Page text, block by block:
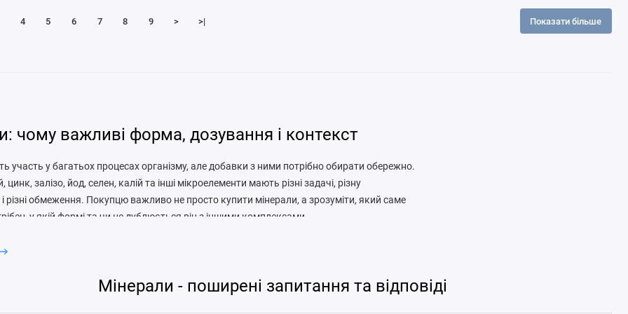
4 5 6 7 8 9 > >| Показати більше
чому важливі форма, дозування і контекст
участь у багатьох процесах організму, але добавки з ними потрібно обирати обережно.
цинк, залізо, йод, селен, калій та інші мікроелементи мають різні задачі, різну
і різні обмеження. Покупцю важливо не просто купити мінерали, а зрозуміти, який саме
у якій формі та чи не дублюється він з іншими комплексами.
мінералів залишається їжа: овочі, крупи, бобові, горіхи, насіння, молочні продукти,
мають замінювати різноманітне меню. Якщо є підозра на нестачу конкретного мінералу,
не на відчуття, а на консультацію фахівця й аналізи.
Мінерали - поширені запитання та відповіді